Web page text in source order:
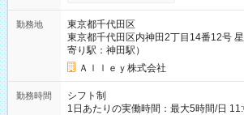
勤務地
東京都千代田区
東京都千代田区内神田2丁目14番12号
寄り駅：神田駅）
Ａｌｌｅｙ株式会社
勤務時間
シフト制
1日あたりの実働時間：最大5時間/日